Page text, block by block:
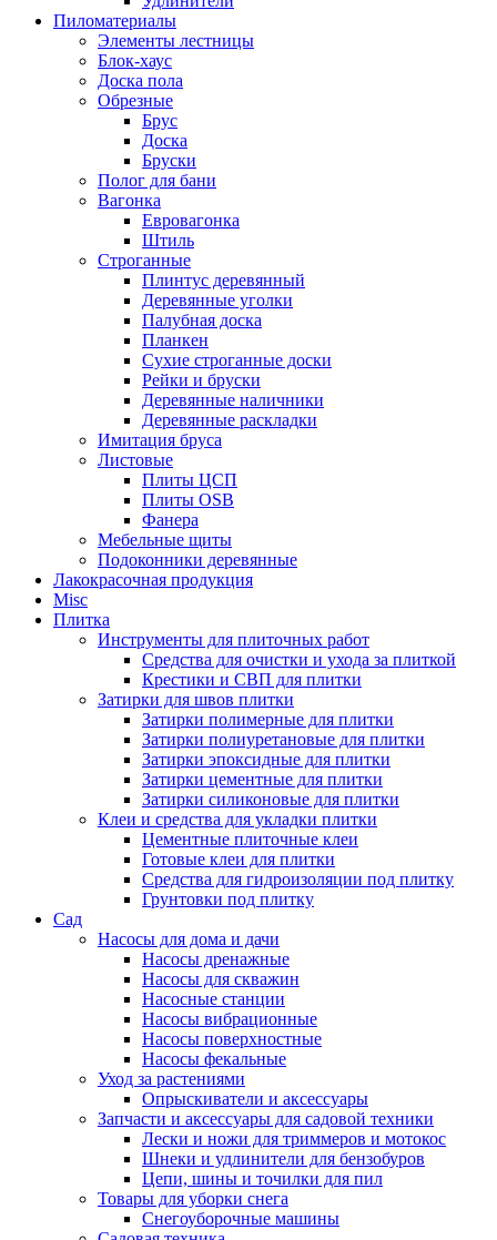
Пиломатериалы
Элементы лестницы
Блок-хаус
Доска пола
Обрезные
Брус
Доска
Бруски
Полог для бани
Вагонка
Евровагонка
Штиль
Строганные
Плинтус деревянный
Деревянные уголки
Палубная доска
Планкен
Сухие строганные доски
Рейки и бруски
Деревянные наличники
Деревянные раскладки
Имитация бруса
Листовые
Плиты ЦСП
Плиты OSB
Фанера
Мебельные щиты
Подоконники деревянные
Лакокрасочная продукция
Misc
Плитка
Инструменты для плиточных работ
Средства для очистки и ухода за плиткой
Крестики и СВП для плитки
Затирки для швов плитки
Затирки полимерные для плитки
Затирки полиуретановые для плитки
Затирки эпоксидные для плитки
Затирки цементные для плитки
Затирки силиконовые для плитки
Клеи и средства для укладки плитки
Цементные плиточные клеи
Готовые клеи для плитки
Средства для гидроизоляции под плитку
Грунтовки под плитку
Сад
Насосы для дома и дачи
Насосы дренажные
Насосы для скважин
Насосные станции
Насосы вибрационные
Насосы поверхностные
Насосы фекальные
Уход за растениями
Опрыскиватели и аксессуары
Запчасти и аксессуары для садовой техники
Лески и ножи для триммеров и мотокос
Шнеки и удлинители для бензобуров
Цепи, шины и точилки для пил
Товары для уборки снега
Снегоуборочные машины